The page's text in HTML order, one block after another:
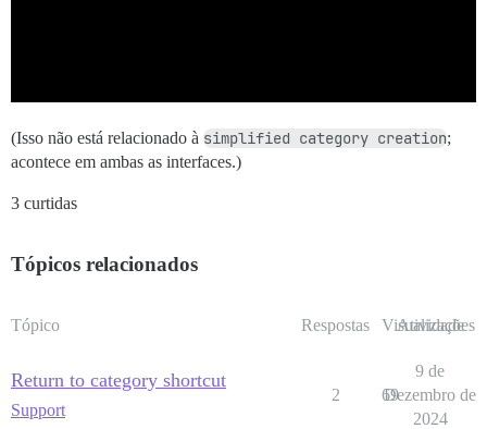
(Isso não está relacionado à simplified category creation;
acontece em ambas as interfaces.)
3 curtidas
Tópicos relacionados
Tópico Respostas Visualizações
Atividade
Return to category shortcut
Support
2 69
9 de
Dezembro de
2024